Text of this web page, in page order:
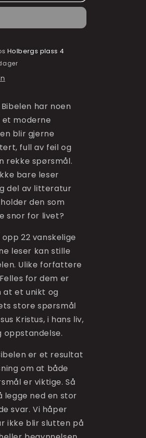
Holbergs plass 4
har noen
et moderne
blir gjerne
full av feil og
rekke spørsmål.
bare leser
del av litteratur
den som
snor for livet?
22 vanskelige
leser kan stille
Ulike forfattere
for dem er
at et unikt og
store spørsmål
Kristus, i hans liv,
oppstandelse.
er et resultat
om at både
er viktige. Så
legge ned en stor
svar. Vi håper
ikke blir slutten på